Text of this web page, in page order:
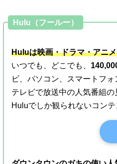
Hulu（フールー）
Huluは映画・ドラマ・アニ
いつでも、どこでも、
ビ、パソコン、スマートフ
テレビで放送中の人気番組
Huluでしか観られないコン